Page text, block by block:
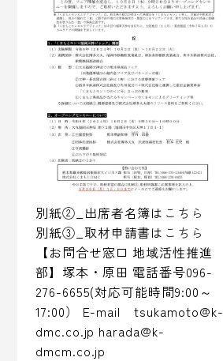
別紙②_出席者名簿は こちら
別紙③_取材申請書は こちら
【お問合せ窓口 地域活性推進
部】塚本・原田 電話番号096-
276-6655(対応可能時間9:00～
17:00） E-mail tsukamoto@k-
dmc.co.jp harada@k-
dmcm.co.jp